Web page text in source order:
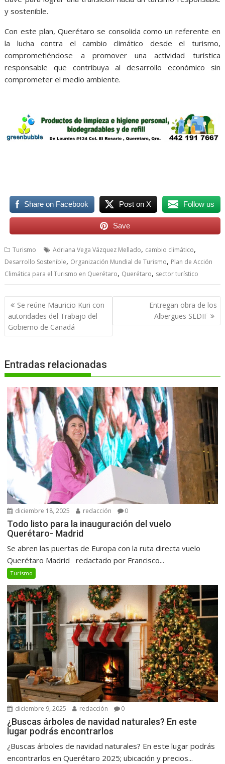
y sostenible.
Con este plan, Querétaro se consolida como un referente en
la lucha contra el cambio climático desde el turismo,
comprometiéndose a promover una actividad turística
responsable que contribuya al desarrollo económico sin
comprometer el medio ambiente.
Share on Facebook Post on X Follow us
Save
Turismo Adriana Vega Vázquez Mellado, cambio climático,
Desarrollo Sostenible, Organización Mundial de Turismo, Plan de Acción
Climática para el Turismo en Querétaro, Querétaro, sector turístico
Navegación
de
entradas
Se reúne Mauricio Kuri con
autoridades del Trabajo del
Gobierno de Canadá
Entregan obra de los
Albergues SEDIF
Entradas relacionadas
diciembre 18, 2025 redacción 0
Todo listo para la inauguración del vuelo
Querétaro- Madrid
Se abren las puertas de Europa con la ruta directa vuelo
Querétaro Madrid redactado por Francisco...
Turismo
diciembre 9, 2025 redacción 0
¿Buscas árboles de navidad naturales? En este
lugar podrás encontrarlos
¿Buscas árboles de navidad naturales? En este lugar podrás
encontrarlos en Querétaro 2025; ubicación y precios...